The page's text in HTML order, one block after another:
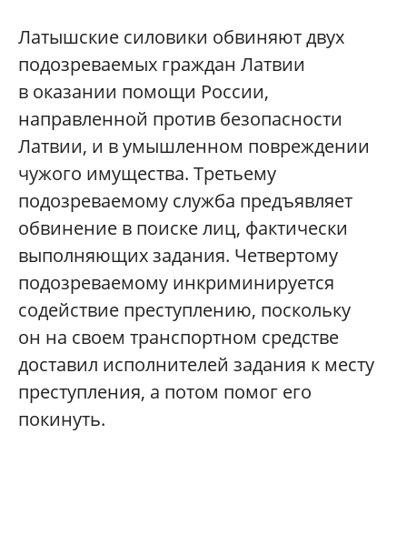
Латышские силовики обвиняют двух
подозреваемых граждан Латвии
в оказании помощи России,
направленной против безопасности
Латвии, и в умышленном повреждении
чужого имущества. Третьему
подозреваемому служба предъявляет
обвинение в поиске лиц, фактически
выполняющих задания. Четвертому
подозреваемому инкриминируется
содействие преступлению, поскольку
он на своем транспортном средстве
доставил исполнителей задания к месту
преступления, а потом помог его
покинуть.